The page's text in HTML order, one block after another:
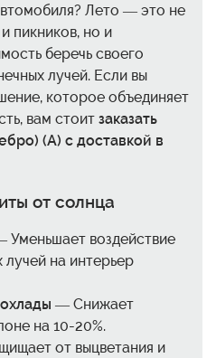
Лето — это не
пикников, но и
беречь своего
лучей. Если вы
которое объединяет
вам стоит заказать
(A) с доставкой в
от солнца
Уменьшает воздействие
лучей на интерьер
— Снижает
на 10-20%.
от выцветания и